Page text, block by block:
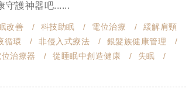
守護神器吧......
改善 科技助眠 電位治療
緩解肩頸
循環 非侵入式療法
銀髮族健康管理
位治療器 從睡眠中創造健康
失眠